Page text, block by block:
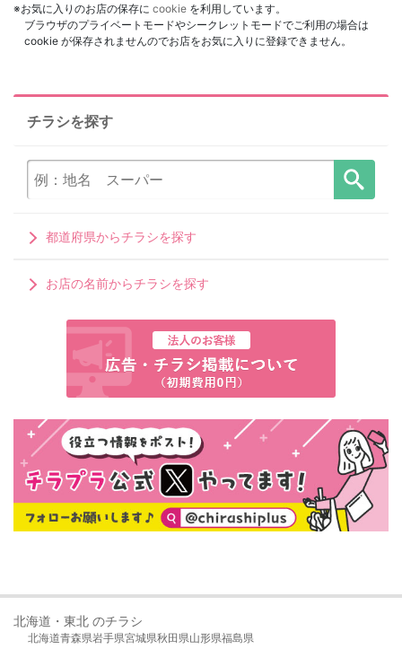
※お気に入りのお店の保存に cookie を利用しています。
ブラウザのプライベートモードやシークレットモードでご利用の場合は
cookie が保存されませんのでお店をお気に入りに登録できません。
チラシを探す
都道府県からチラシを探す
お店の名前からチラシを探す
北海道・東北 のチラシ
北海道青森県岩手県宮城県秋田県山形県福島県